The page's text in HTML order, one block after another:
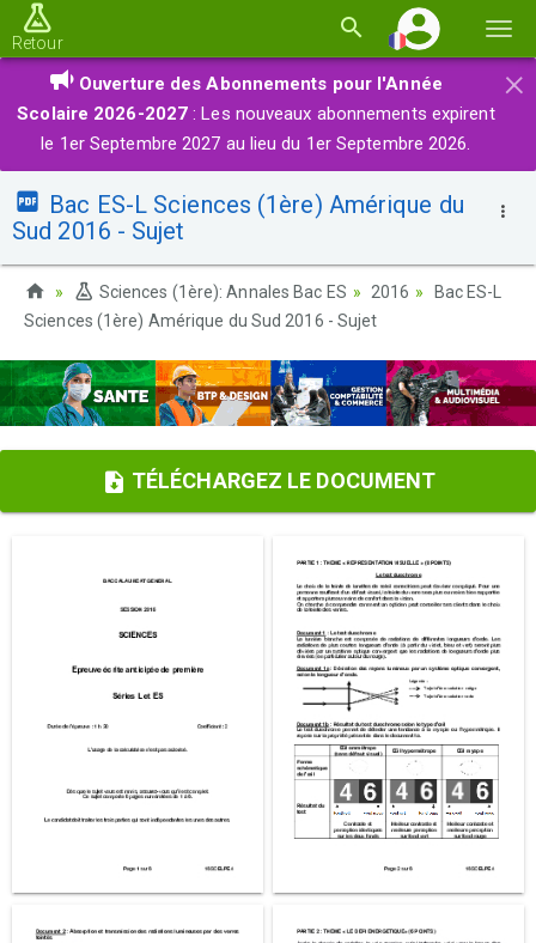
la
Retour
×
Ouverture des Abonnements pour l'Année
Scolaire 2026-2027 : Les nouveaux abonnements expirent
le 1er Septembre 2027 au lieu du 1er Septembre 2026.
Bac ES-L Sciences (1ère) Amérique du
Sud 2016 - Sujet
Sciences (1ère): Annales Bac ES 2016
Bac ES-L
Sciences (1ère) Amérique du Sud 2016 - Sujet
TÉLÉCHARGEZ LE DOCUMENT